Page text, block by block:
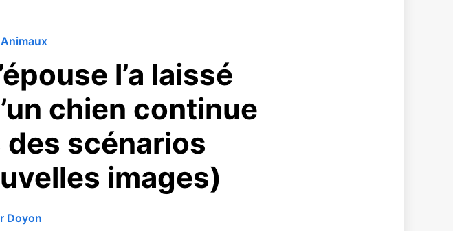
Animaux
l’a laissé
chien continue
scénarios
images)
Doyon